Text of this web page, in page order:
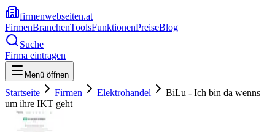
firmenwebseiten.at
FirmenBranchenToolsFunktionenPreiseBlog
Suche
Firma eintragen
Menü öffnen
Startseite Firmen Elektrohandel
BiLu - Ich bin da wenns
um ihre IKT geht